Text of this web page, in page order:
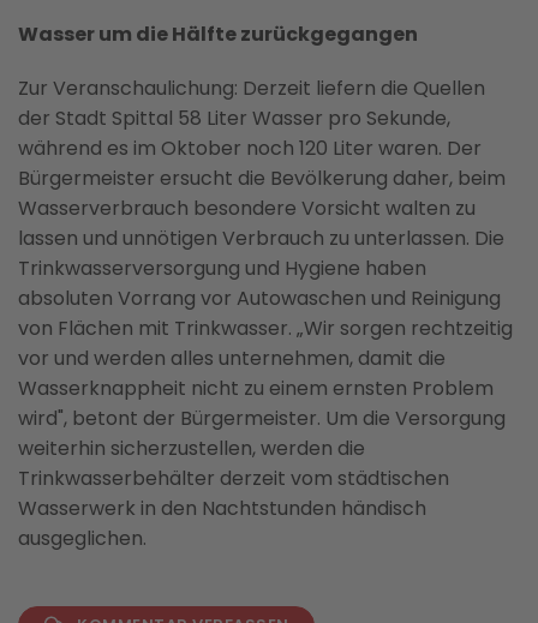
Wasser um die Hälfte zurückgegangen
Zur Veranschaulichung: Derzeit liefern die Quellen
der Stadt Spittal 58 Liter Wasser pro Sekunde,
während es im Oktober noch 120 Liter waren. Der
Bürgermeister ersucht die Bevölkerung daher, beim
Wasserverbrauch besondere Vorsicht walten zu
lassen und unnötigen Verbrauch zu unterlassen. Die
Trinkwasserversorgung und Hygiene haben
absoluten Vorrang vor Autowaschen und Reinigung
von Flächen mit Trinkwasser. „Wir sorgen rechtzeitig
vor und werden alles unternehmen, damit die
Wasserknappheit nicht zu einem ernsten Problem
wird", betont der Bürgermeister. Um die Versorgung
weiterhin sicherzustellen, werden die
Trinkwasserbehälter derzeit vom städtischen
Wasserwerk in den Nachtstunden händisch
ausgeglichen.